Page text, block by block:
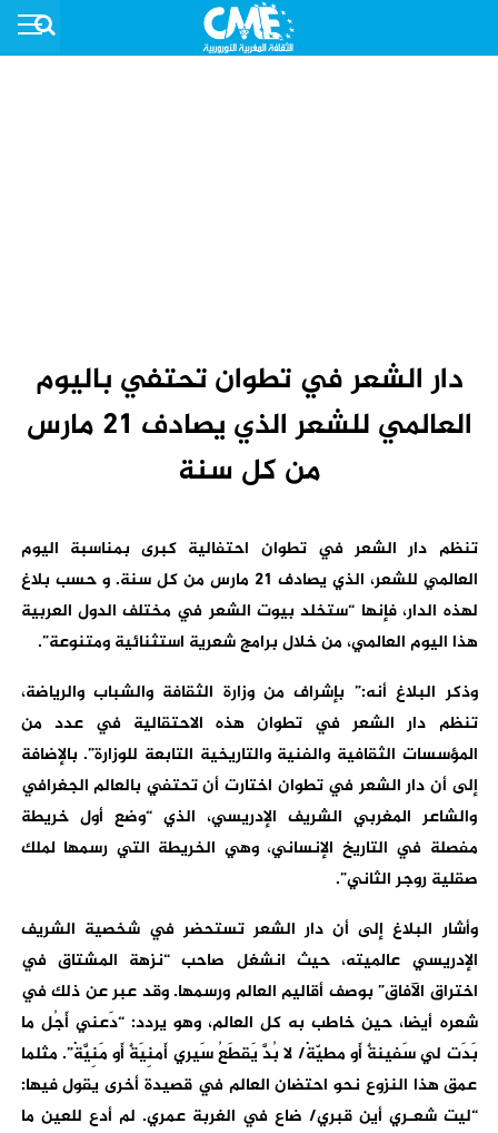
دار الشعر في تطوان تحتفي باليوم
العالمي للشعر الذي يصادف 21 مارس
من كل سنة
تنظم دار الشعر في تطوان احتفالية كبرى بمناسبة اليوم
العالمي للشعر، الذي يصادف 21 مارس من كل سنة. و حسب بلاغ
لهذه الدار، فإنها “ستخلد بيوت الشعر في مختلف الدول العربية
هذا اليوم العالمي، من خلال برامج شعرية استثنائية ومتنوعة”.
وذكر البلاغ أنه:” بإشراف من وزارة الثقافة والشباب والرياضة،
تنظم دار الشعر في تطوان هذه الاحتقالية في عدد من
المؤسسات الثقافية والفنية والتاريخية التابعة للوزارة”. بالإضافة
إلى أن دار الشعر في تطوان اختارت أن تحتفي بالعالم الجغرافي
والشاعر المغربي الشريف الإدريسي، الذي “وضع أول خريطة
مفصلة في التاريخ الإنساني، وهي الخريطة التي رسمها لملك
صقلية روجر الثاني”.
وأشار البلاغ إلى أن دار الشعر تستحضر في شخصية الشريف
الإدريسي عالميته، حيث انشغل صاحب “نزهة المشتاق في
اختراق الآفاق” بوصف أقاليم العالم ورسمها. وقد عبر عن ذلك في
شعره أيضا، حين خاطب به كل العالم، وهو يردد: “دَعني أَجُل ما
بَدَت لي سَفينةٌ أَو مطيّةْ/ لا بُدَّ يَقطَعُ سَيري أَمنِيَةٌ أَو مَنِيَّةْ”. مثلما
عمق هذا النزوع نحو احتضان العالم في قصيدة أخرى يقول فيها:
“ليت شعـري أين قبري/ ضاع في الغربة عمري. لم أدع للعين ما